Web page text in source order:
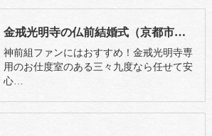
金戒光明寺の仏前結婚式（京都市左京区）
神前組ファンにはおすすめ！金戒光明寺専
用のお仕度室のある三々九度なら任せて安
心…